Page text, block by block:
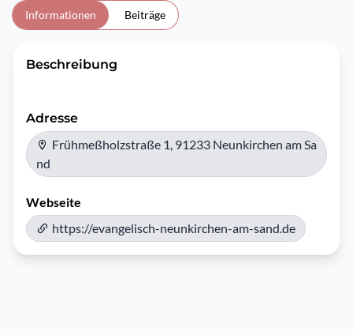
Informationen Beiträge
Beschreibung
Adresse
Frühmeßholzstraße 1, 91233 Neunkirchen am Sa
nd
Webseite
https://evangelisch-neunkirchen-am-sand.de